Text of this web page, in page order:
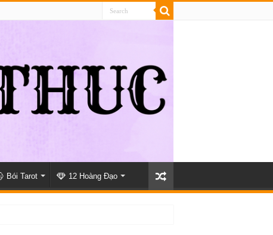
Bói Tarot 12 Hoàng Đạo